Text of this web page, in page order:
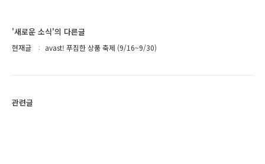
'새로운 소식'의 다른글
현재글 avast! 푸짐한 상품 축제 (9/16~9/30)
관련글